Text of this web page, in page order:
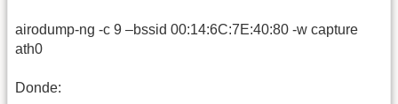
airodump-ng -c 9 –bssid 00:14:6C:7E:40:80 -w capture
ath0
Donde: